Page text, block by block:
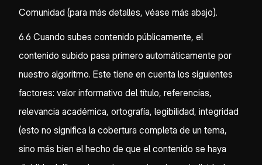
Comunidad (para más detalles, véase más abajo).
6.6 Cuando subes contenido públicamente, el
contenido subido pasa primero automáticamente por
nuestro algoritmo. Este tiene en cuenta los siguientes
factores: valor informativo del título, referencias,
relevancia académica, ortografía, legibilidad, integridad
(esto no significa la cobertura completa de un tema,
sino más bien el hecho de que el contenido se haya